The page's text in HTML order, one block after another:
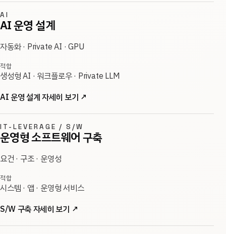
AI
AI 운영 설계
자동화 · Private AI · GPU
적합
생성형 AI · 워크플로우 · Private LLM
AI 운영 설계 자세히 보기 ↗
IT-LEVERAGE / S/W
운영형 소프트웨어 구축
요건 · 구조 · 운영성
적합
시스템 · 앱 · 운영형 서비스
S/W 구축 자세히 보기 ↗